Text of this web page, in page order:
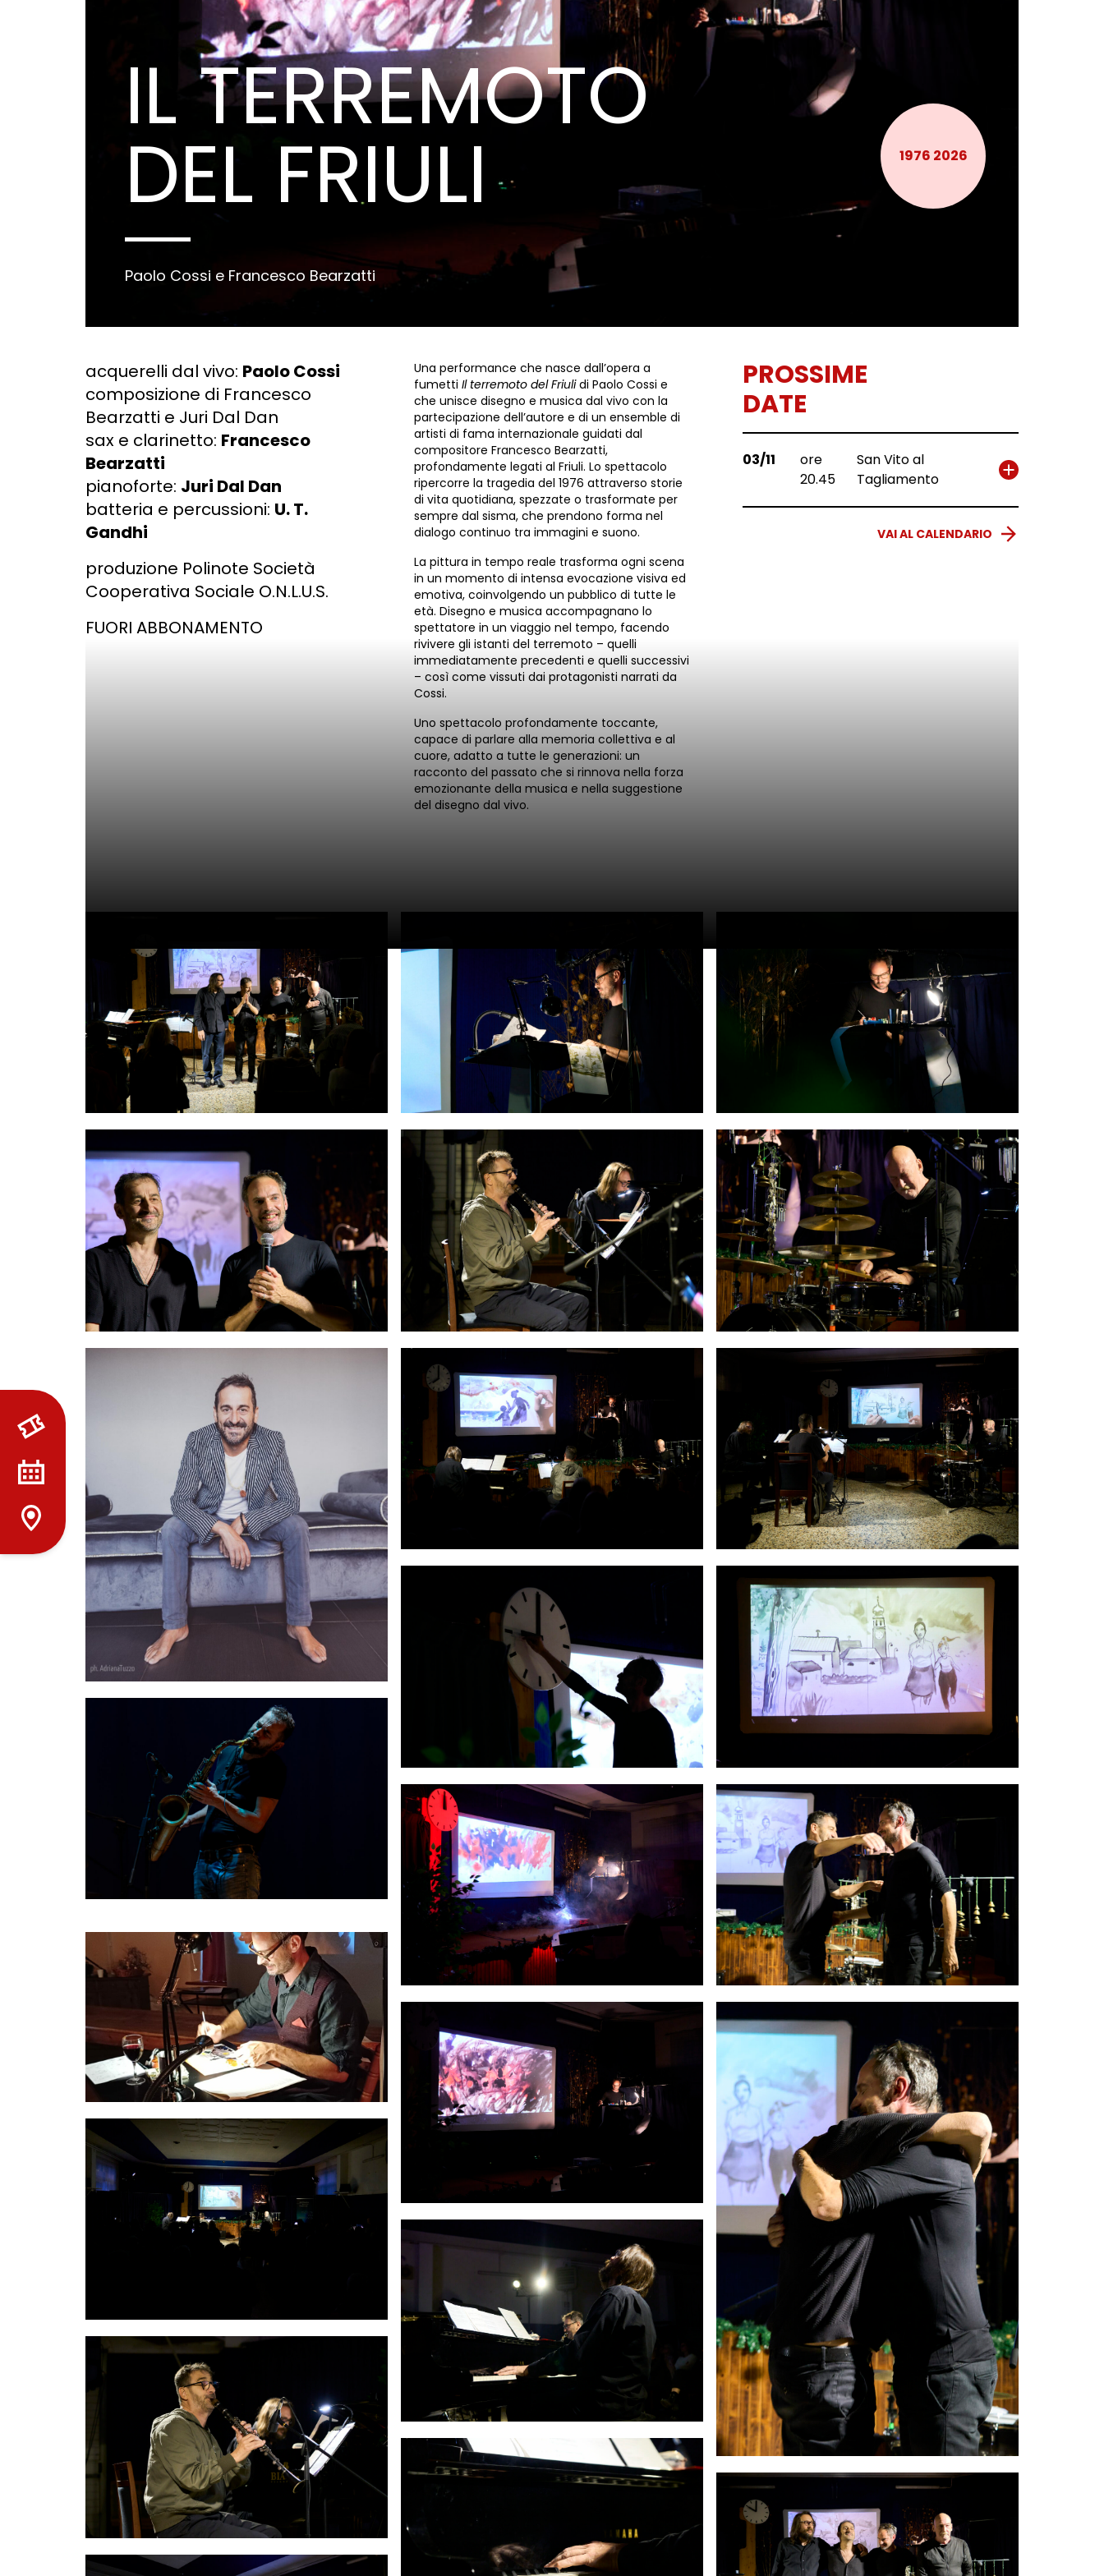
IL TERREMOTO
DEL FRIULI
Paolo Cossi e Francesco Bearzatti
1976 2026
acquerelli dal vivo: Paolo Cossi
composizione di Francesco
Bearzatti e Juri Dal Dan
sax e clarinetto: Francesco
Bearzatti
pianoforte: Juri Dal Dan
batteria e percussioni: U. T.
Gandhi
produzione Polinote Società
Cooperativa Sociale O.N.L.U.S.
FUORI ABBONAMENTO
Una performance che nasce dall’opera a
fumetti Il terremoto del Friulidi Paolo Cossi e
che unisce disegno e musica dal vivo con la
partecipazione dell’autore e di un ensemble di
artisti di fama internazionale guidati dal
compositore Francesco Bearzatti,
profondamente legati al Friuli. Lo spettacolo
ripercorre la tragedia del 1976 attraverso storie
di vita quotidiana, spezzate o trasformate per
sempre dal sisma, che prendono forma nel
dialogo continuo tra immagini e suono.
La pittura in tempo reale trasforma ogni scena
in un momento di intensa evocazione visiva ed
emotiva, coinvolgendo un pubblico di tutte le
età. Disegno e musica accompagnano lo
spettatore in un viaggio nel tempo, facendo
rivivere gli istanti del terremoto – quelli
immediatamente precedenti e quelli successivi
– così come vissuti dai protagonisti narrati da
Cossi.
Uno spettacolo profondamente toccante,
capace di parlare alla memoria collettiva e al
cuore, adatto a tutte le generazioni: un
racconto del passato che si rinnova nella forza
emozionante della musica e nella suggestione
del disegno dal vivo.
PROSSIME
DATE
03/11
ore
20.45
San Vito al
Tagliamento
VAI AL CALENDARIO